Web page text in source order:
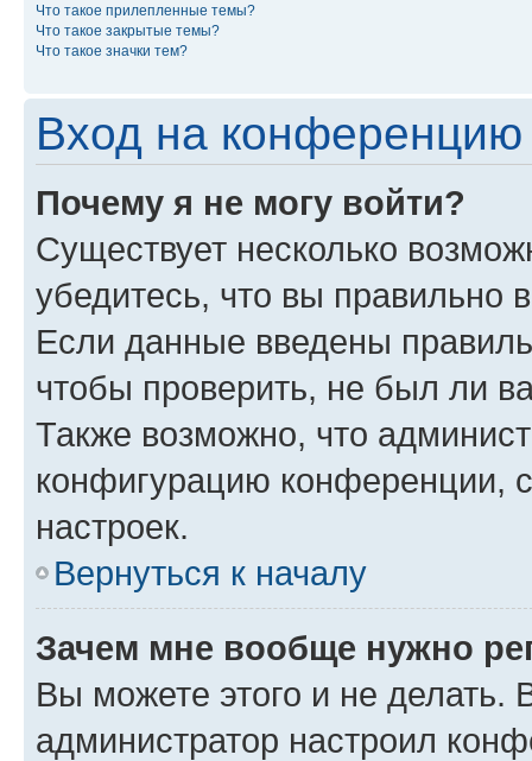
Что такое прилепленные темы?
Что такое закрытые темы?
Что такое значки тем?
Вход на конференцию
Почему я не могу войти?
Существует несколько
убедитесь, что вы правильно
Если данные введены
чтобы проверить, не был ли
Также возможно, что
конфигурацию конференции,
настроек.
Вернуться к началу
Зачем мне вообще нужно
Вы можете этого и не делать.
администратор настроил